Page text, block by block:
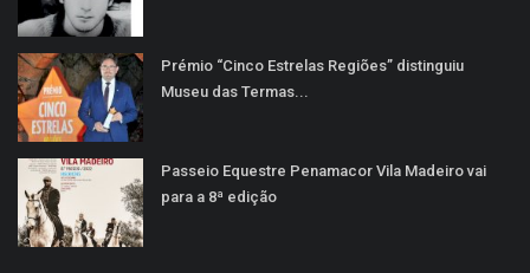
Prémio “Cinco Estrelas Regiões” distinguiu
Museu das Termas...
Passeio Equestre Penamacor Vila Madeiro vai
para a 8ª edição